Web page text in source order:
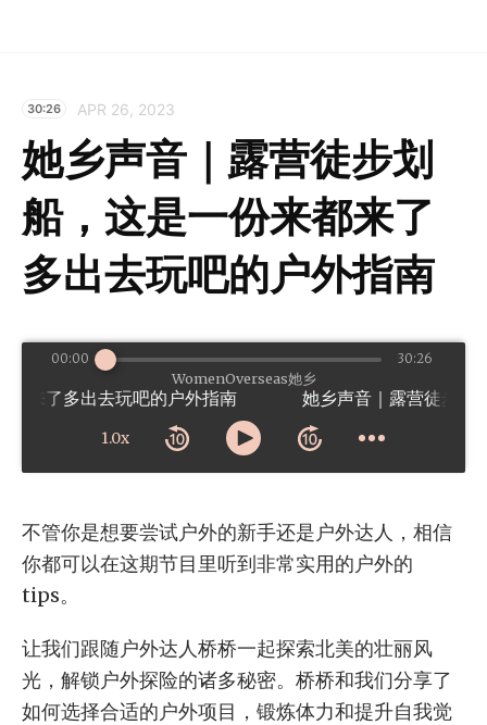
30:26 APR 26, 2023
她乡声音｜露营徒步划
船，这是一份来都来了
多出去玩吧的户外指南
WomenOverseas她乡
了多出去玩吧的户外指南
1.0x
00:00 30:26
不管你是想要尝试户外的新手还是户外达人，相信
你都可以在这期节目里听到非常实用的户外的
tips。
让我们跟随户外达人桥桥一起探索北美的壮丽风
光，解锁户外探险的诸多秘密。桥桥和我们分享了
如何选择合适的户外项目，锻炼体力和提升自我觉